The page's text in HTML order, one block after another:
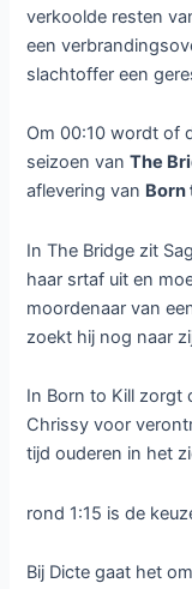
verkoolde resten
een
slachtoffer een
Om 00:10 wordt of
seizoen vanThe
aflevering van Born
In The Bridge zit
haar srtaf uit en
moordenaar van
zoekt hij nog naar
In Born to Kill zorgt
Chrissy voor
tijd ouderen in het
rond 1:15 is de
Bij Dicte gaat het